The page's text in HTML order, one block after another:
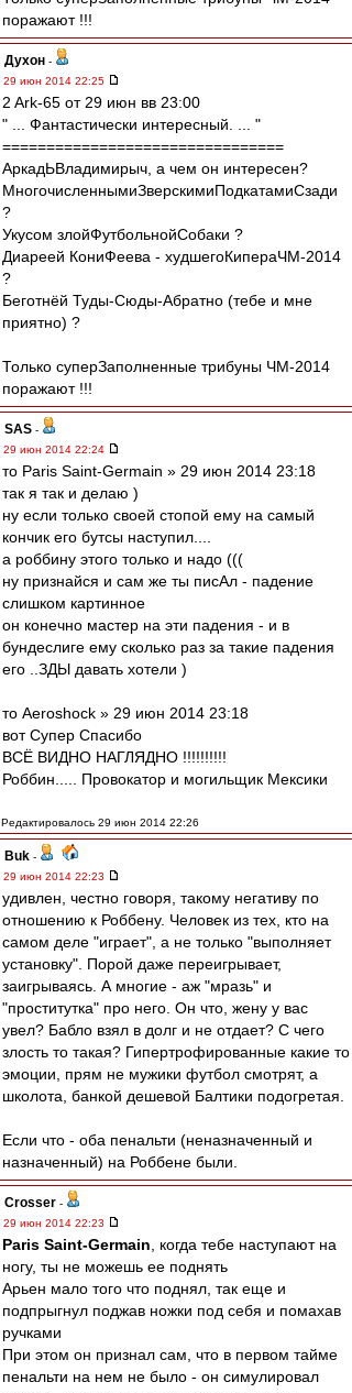
поражают !!!
Духон -
29 июн 2014 22:25
2 Ark-65 от 29 июн вв 23:00
" ... Фантастически интересный. ... "
================================
АркадЬВладимирыч, а чем он интересен?
МногочисленнымиЗверскимиПодкатамиСзади
?
Укусом злойФутбольнойСобаки ?
Диареей КониФеева - худшегоКипераЧМ-2014
?
Беготнёй Туды-Сюды-Абратно (тебе и мне
приятно) ?
Только суперЗаполненные трибуны ЧМ-2014
поражают !!!
SAS -
29 июн 2014 22:24
то Paris Saint-Germain » 29 июн 2014 23:18
так я так и делаю )
ну если только своей стопой ему на самый
кончик его бутсы наступил....
а роббину этого только и надо (((
ну признайся и сам же ты писАл - падение
слишком картинное
он конечно мастер на эти падения - и в
бундеслиге ему сколько раз за такие падения
его ..ЗДЫ давать хотели )
то Aeroshock » 29 июн 2014 23:18
вот Супер Спасибо
ВСЁ ВИДНО НАГЛЯДНО !!!!!!!!!!
Роббин..... Провокатор и могильщик Мексики
Редактировалось 29 июн 2014 22:26
Buk -
29 июн 2014 22:23
удивлен, честно говоря, такому негативу по
отношению к Роббену. Человек из тех, кто на
самом деле "играет", а не только "выполняет
установку". Порой даже переигрывает,
заигрываясь. А многие - аж "мразь" и
"проститутка" про него. Он что, жену у вас
увел? Бабло взял в долг и не отдает? С чего
злость то такая? Гипертрофированные какие то
эмоции, прям не мужики футбол смотрят, а
школота, банкой дешевой Балтики подогретая.
Если что - оба пенальти (неназначенный и
назначенный) на Роббене были.
Crosser -
29 июн 2014 22:23
Paris Saint-Germain , когда тебе наступают на
ногу, ты не можешь ее поднять
Арьен мало того что поднял, так еще и
подпрыгнул поджав ножки под себя и помахав
ручками
При этом он признал сам, что в первом тайме
пенальти на нем не было - он симулировал